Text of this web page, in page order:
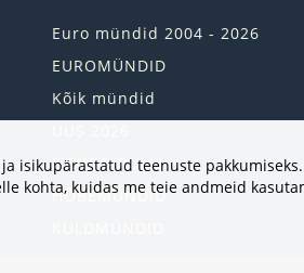
Euro mündid 2004 - 2026
EUROMÜNDID
Kõik mündid
2 EURO RULLI
HÕBEMÜNDID
isikupärastatud teenuste
kohta, kuidas me teie andmeid